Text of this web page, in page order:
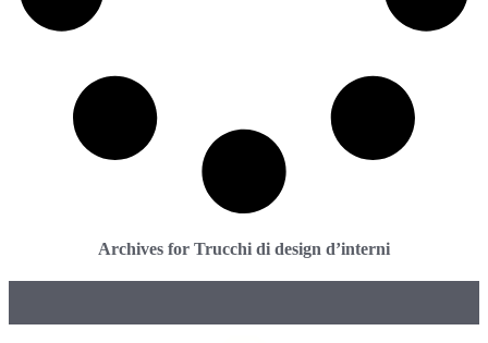
Archives for Trucchi di design d’interni